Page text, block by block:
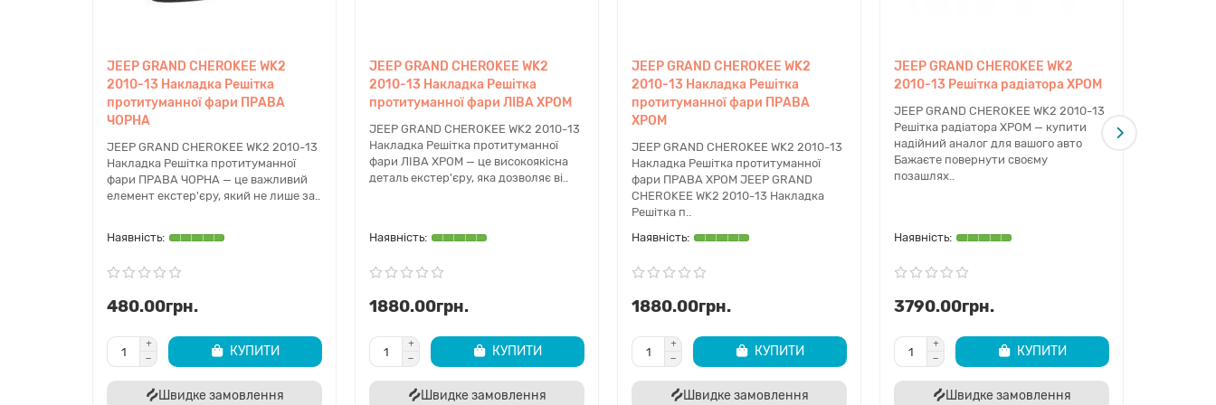
JEEP GRAND CHEROKEE WK2
2010-13 Накладка Решітка
протитуманної фари ПРАВА
ЧОРНА
JEEP GRAND CHEROKEE WK2 2010-13
Накладка Решітка протитуманної
фари ПРАВА ЧОРНА — це важливий
елемент екстер'єру, який не лише за..
480.00грн.
КУПИТИ
Швидке замовлення
JEEP GRAND CHEROKEE WK2
2010-13 Накладка Решітка
протитуманної фари ЛІВА ХРОМ
JEEP GRAND CHEROKEE WK2 2010-13
Накладка Решітка протитуманної
фари ЛІВА ХРОМ — це високоякісна
деталь екстер'єру, яка дозволяє ві..
1880.00грн.
КУПИТИ
Швидке замовлення
JEEP GRAND CHEROKEE WK2
2010-13 Накладка Решітка
протитуманної фари ПРАВА
ХРОМ
JEEP GRAND CHEROKEE WK2 2010-13
Накладка Решітка протитуманної
фари ПРАВА ХРОМ JEEP GRAND
CHEROKEE WK2 2010-13 Накладка
Решітка п..
1880.00грн.
КУПИТИ
Швидке замовлення
JEEP GRAND CHEROKEE WK2
2010-13 Решітка радіатора ХРОМ
JEEP GRAND CHEROKEE WK2 2010-13
Решітка радіатора ХРОМ — купити
надійний аналог для вашого авто
Бажаєте повернути своєму
позашлях..
3790.00грн.
КУПИТИ
Швидке замовлення